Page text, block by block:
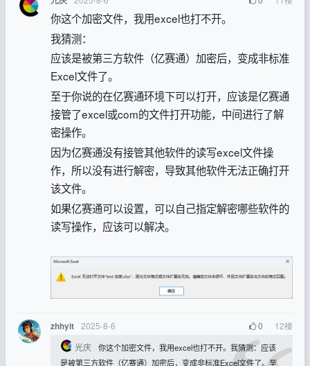
你这个加密文件，我用excel也打不开。
我猜测：
应该是被第三方软件（亿赛通）加密后，变成非标准
Excel文件了。
至于你说的在亿赛通环境下可以打开，应该是亿赛通
接管了excel或com的文件打开功能，中间进行了解
密操作。
因为亿赛通没有接管其他软件的读写excel文件操
作，所以没有进行解密，导致其他软件无法正确打开
该文件。
如果亿赛通可以设置，可以自己指定解密哪些软件的
读写操作，应该可以解决。
zhhyit 2025-8-6 0 12楼
光庆
你这个加密文件，我用excel也打不开。我猜测：应该
是被第三方软件（亿赛通）加密后，变成非标准Excel文件了。至